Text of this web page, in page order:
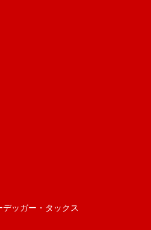
ッガー・タックス